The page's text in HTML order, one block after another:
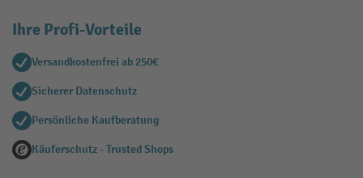
Ihre Profi-Vorteile
Versandkostenfrei ab 250€
Sicherer Datenschutz
Persönliche Kaufberatung
Käuferschutz - Trusted Shops